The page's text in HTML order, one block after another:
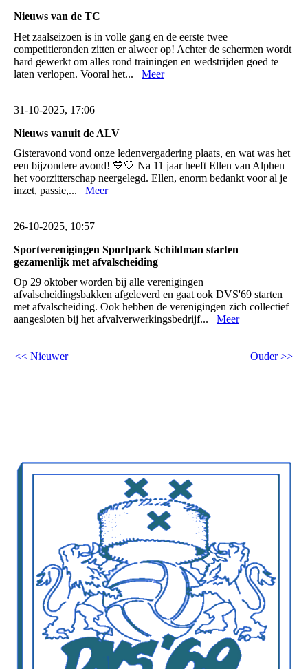
Nieuws van de TC
Het zaalseizoen is in volle gang en de eerste twee
competitieronden zitten er alweer op! Achter de schermen wordt
hard gewerkt om alles rond trainingen en wedstrijden goed te
laten verlopen. Vooral het... Meer
31-10-2025, 17:06
Nieuws vanuit de ALV
Gisteravond vond onze ledenvergadering plaats, en wat was het
een bijzondere avond! 💙🤍 Na 11 jaar heeft Ellen van Alphen
het voorzitterschap neergelegd. Ellen, enorm bedankt voor al je
inzet, passie,... Meer
26-10-2025, 10:57
Sportverenigingen Sportpark Schildman starten
gezamenlijk met afvalscheiding
Op 29 oktober worden bij alle verenigingen
afvalscheidingsbakken afgeleverd en gaat ook DVS'69 starten
met afvalscheiding. Ook hebben de verenigingen zich collectief
aangesloten bij het afvalverwerkingsbedrijf... Meer
<< Nieuwer Ouder >>